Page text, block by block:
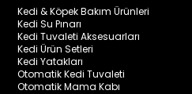
Kedi & Köpek Bakım Ürünleri
Kedi Su Pınarı
Kedi Tuvaleti Aksesuarları
Kedi Ürün Setleri
Kedi Yatakları
Otomatik Kedi Tuvaleti
Otomatik Mama Kabı